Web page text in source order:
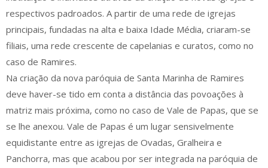
respectivos padroados. A partir de uma rede de igrejas
principais, fundadas na alta e baixa Idade Média, criaram-se
filiais, uma rede crescente de capelanias e curatos, como no
caso de Ramires.
Na criação da nova paróquia de Santa Marinha de Ramires
deve haver-se tido em conta a distância das povoações à
matriz mais próxima, como no caso de Vale de Papas, que se
se lhe anexou. Vale de Papas é um lugar sensivelmente
equidistante entre as igrejas de Ovadas, Gralheira e
Panchorra, mas que acabou por ser integrada na paróquia de